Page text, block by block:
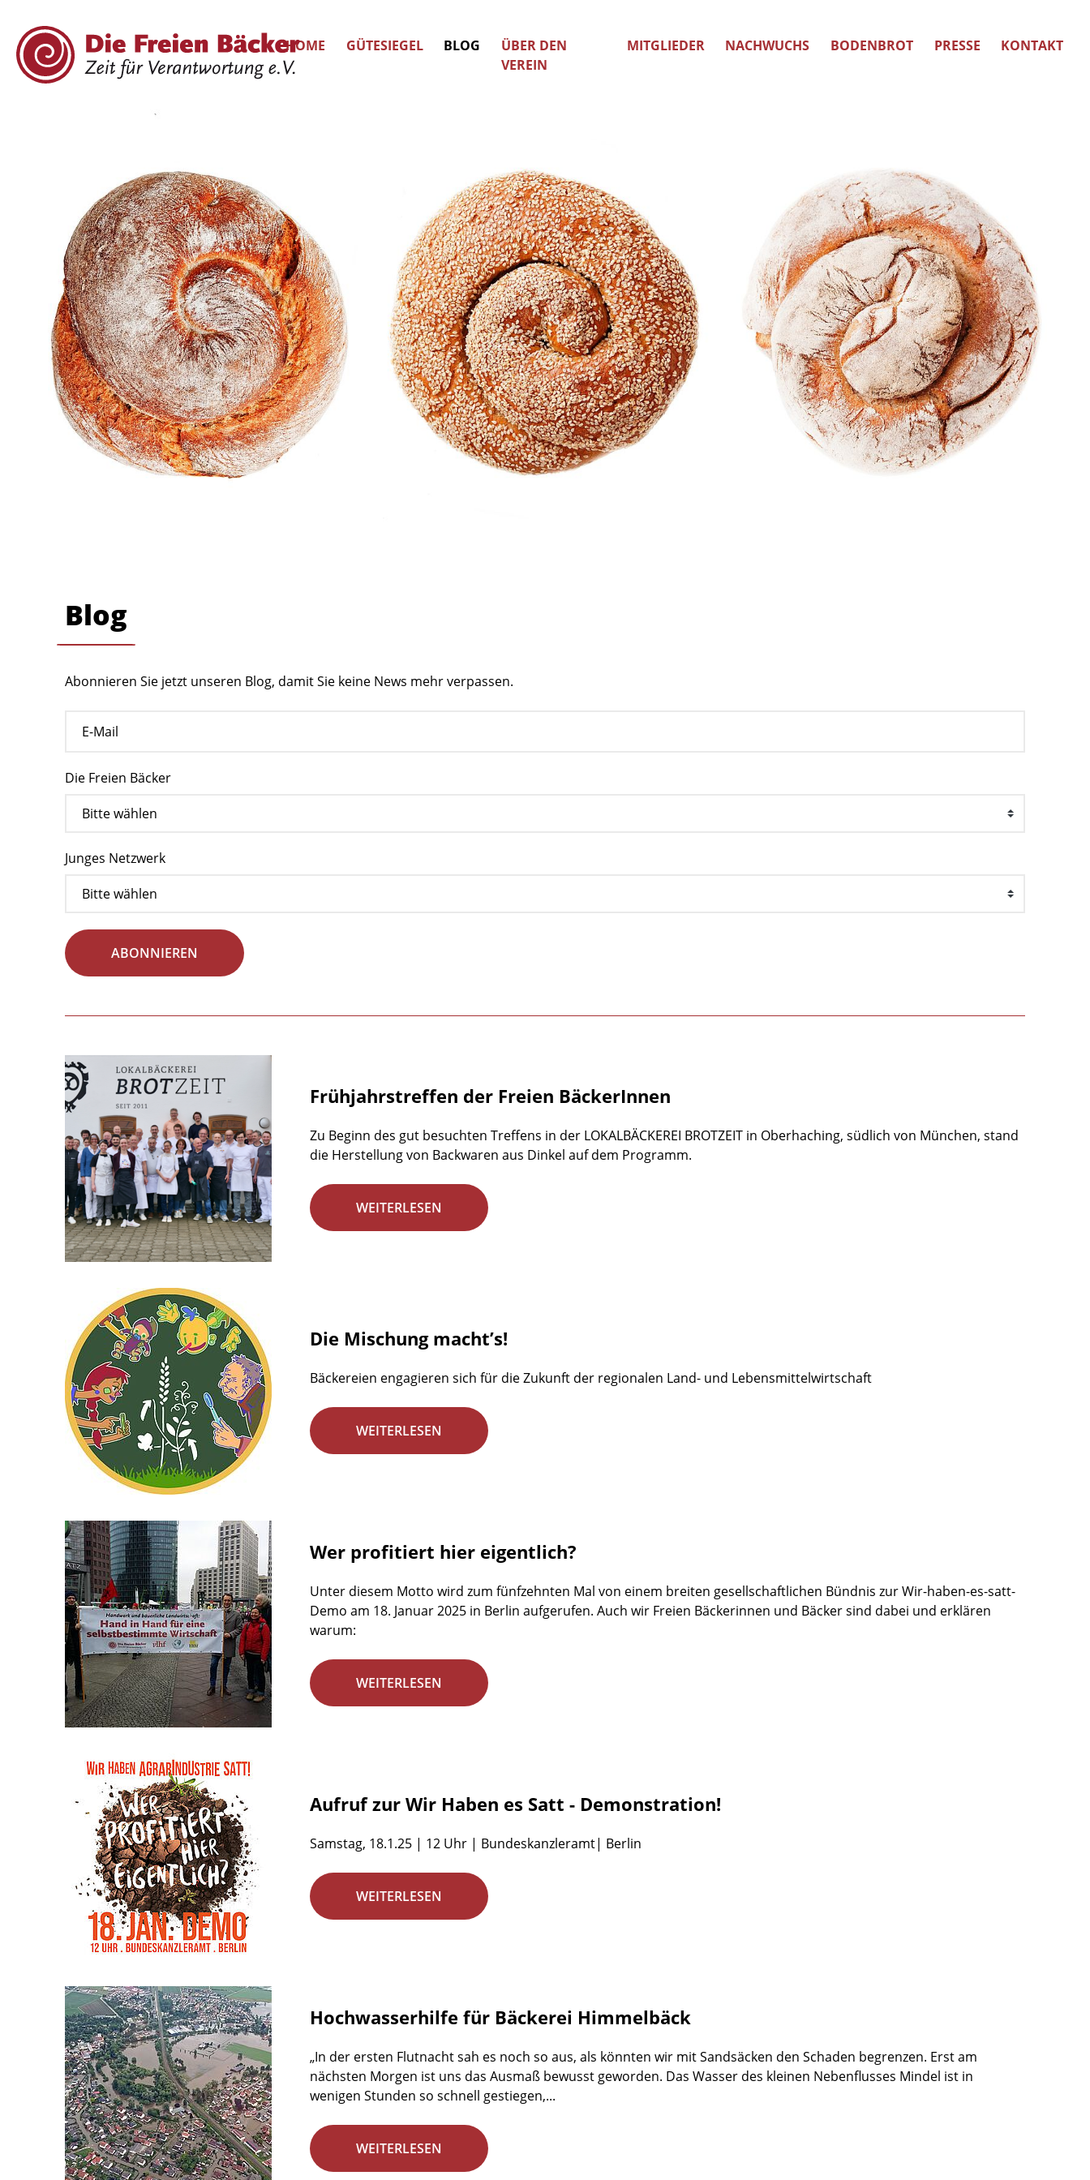
HOME GÜTESIEGEL BLOG
ÜBER DEN
VEREIN
MITGLIEDER NACHWUCHS BODENBROT PRESSE KONTAKT
Blog
Abonnieren Sie jetzt unseren Blog, damit Sie keine News mehr verpassen.
Die Freien Bäcker
Junges Netzwerk
ABONNIEREN
Frühjahrstreffen der Freien BäckerInnen
Zu Beginn des gut besuchten Treffens in der LOKALBÄCKEREI BROTZEIT in Oberhaching, südlich von München, stand
die Herstellung von Backwaren aus Dinkel auf dem Programm.
WEITERLESEN
Die Mischung macht’s!
Bäckereien engagieren sich für die Zukunft der regionalen Land- und Lebensmittelwirtschaft
WEITERLESEN
Wer profitiert hier eigentlich?
Unter diesem Motto wird zum fünfzehnten Mal von einem breiten gesellschaftlichen Bündnis zur Wir-haben-es-satt-
Demo am 18. Januar 2025 in Berlin aufgerufen. Auch wir Freien Bäckerinnen und Bäcker sind dabei und erklären
warum:
WEITERLESEN
Aufruf zur Wir Haben es Satt - Demonstration!
Samstag, 18.1.25 | 12 Uhr | Bundeskanzleramt| Berlin
WEITERLESEN
Hochwasserhilfe für Bäckerei Himmelbäck
„In der ersten Flutnacht sah es noch so aus, als könnten wir mit Sandsäcken den Schaden begrenzen. Erst am
nächsten Morgen ist uns das Ausmaß bewusst geworden. Das Wasser des kleinen Nebenflusses Mindel ist in
wenigen Stunden so schnell gestiegen,...
WEITERLESEN